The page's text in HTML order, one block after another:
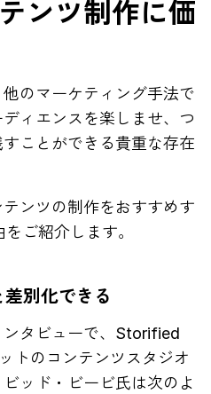
ンツ制作に価
のマーケティング手法で
ィエンスを楽しませ、つ
ことができる貴重な存在
ンツの制作をおすすめす
ご紹介します。
別化できる
ンタビューで、Storified
トのコンテンツスタジオ
ッド・ビービ氏は次のよ